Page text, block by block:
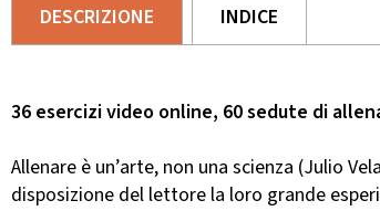
DESCRIZIONE INDICE
36 esercizi video online, 60 sedute di
Allenare è un’arte, non una scienza (Julio
disposizione del lettore la loro grande